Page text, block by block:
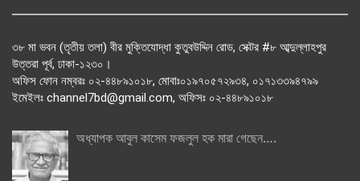
৩৮ মা ভবন (তৃতীয় তলা) বীর মুক্তিযোদ্ধা কুতুবউদ্দিন রোড, সেক্টর #৮ আব্দুল্লাহপুর
উত্তরা পূর্ব, ঢাকা-১২৩০।
অফিস ফোন নম্বরঃ ০২-৪৪৮৯১০১৮, মোবাঃ০১৯৭০৫৭২৯৩৪, ০১৭১৩৩৯৪৭৯৯
ইমেইলঃ channel7bd@gmail.com, অফিসঃ ০২-৪৪৮৯১০১৮
অধ্যাপক আবুল কাসেম ফজলুল হক মারা গেছেন….